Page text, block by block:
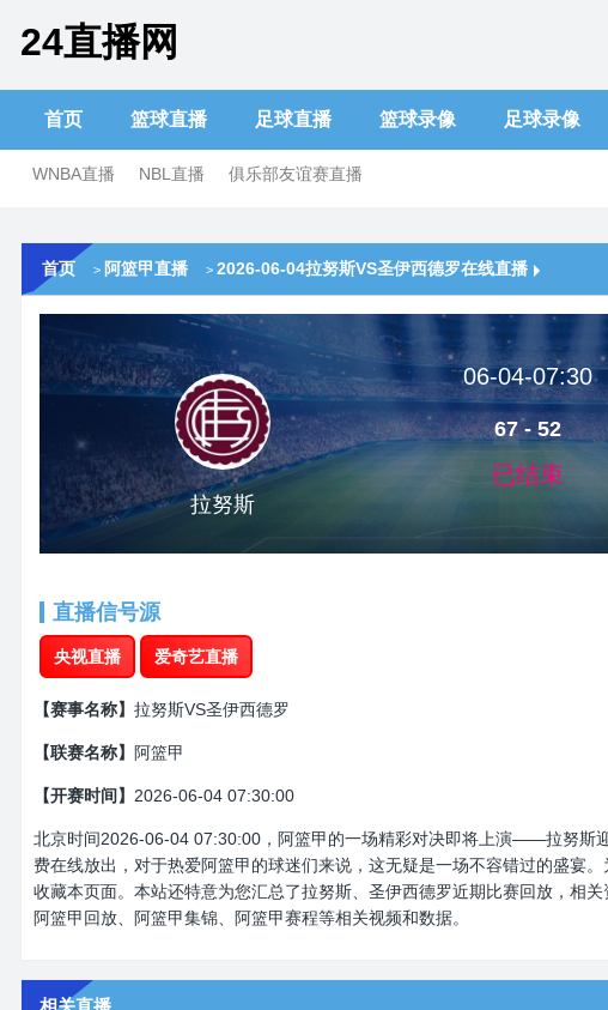
24直播网
首页 篮球直播 足球直播 篮球录像 足球录像
WNBA直播 NBL直播 俱乐部友谊赛直播
首页 > 阿篮甲直播 > 2026-06-04拉努斯VS圣伊西德罗在线直播
拉努斯
06-04-07:30
67 - 52
已结束
直播信号源
央视直播 爱奇艺直播
【赛事名称】 拉努斯VS圣伊西德罗
【联赛名称】 阿篮甲
【开赛时间】 2026-06-04 07:30:00
北京时间2026-06-04 07:30:00，阿篮甲的一场精彩对决即将上演——拉努斯
费在线放出，对于热爱阿篮甲的球迷们来说，这无疑是一场不容错过的盛宴
收藏本页面。本站还特意为您汇总了拉努斯、圣伊西德罗近期比赛回放，相
阿篮甲回放、阿篮甲集锦、阿篮甲赛程等相关视频和数据。
相关直播